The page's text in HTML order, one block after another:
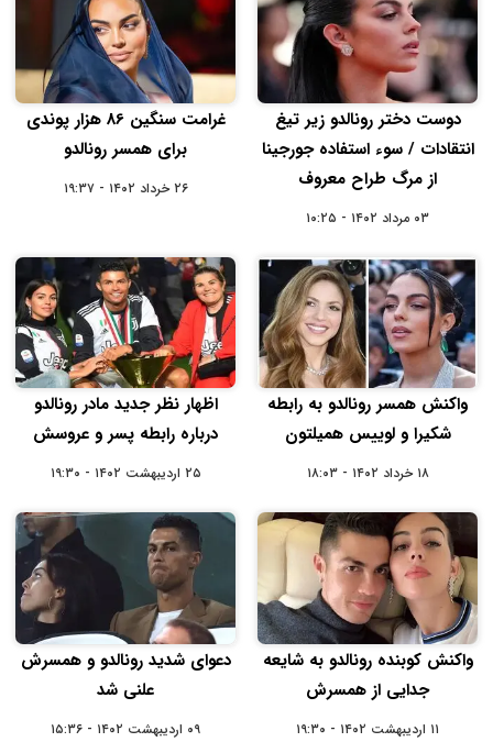
دوست دختر رونالدو زیر تیغ
انتقادات / سوء استفاده جورجینا
از مرگ طراح معروف
۰۳ مرداد ۱۴۰۲ - ۱۰:۲۵
غرامت سنگین 86 هزار پوندی
برای همسر رونالدو
۲۶ خرداد ۱۴۰۲ - ۱۹:۳۷
واکنش همسر رونالدو به رابطه
شکیرا و لوییس همیلتون
۱۸ خرداد ۱۴۰۲ - ۱۸:۰۳
اظهار نظر جدید مادر رونالدو
درباره رابطه پسر و عروسش
۲۵ اردیبهشت ۱۴۰۲ - ۱۹:۳۰
واکنش کوبنده رونالدو به شایعه
جدایی از همسرش
۱۱ اردیبهشت ۱۴۰۲ - ۱۹:۳۰
دعوای شدید رونالدو و همسرش
علنی شد
۰۹ اردیبهشت ۱۴۰۲ - ۱۵:۳۶